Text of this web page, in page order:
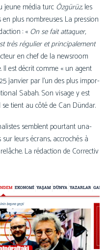
jeune média turc Özgürüz, les
plus nom­breuses. La pres­sion
: « On se fait atta­quer,
très régu­lier et prin­ci­pa­le­ment
en chef de la news­room
Il est décrit comme « un agent
jan­vier par l’un des plus impor­
Sabah. Son visage y est
se tient au côté de Can Dündar.
semblent pour­tant una­
leurs écrans, accro­chés à
La rédac­tion de Correctiv